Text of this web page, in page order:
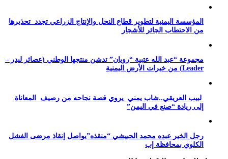
المؤسسة اليمنية لتطوير قطاع النحل والإنتاج الزراعي تجدد تحذيرها
من الاحتطاب الجائر للأشجار
مجموعة “عبد الله عتبية “رويان” تدشن منتجها الوطني (عصائر ليدر –
Leader) من خيرات الأرض اليمنية
لبيب العريقي..شاب يمني يروي قصة نجاحه من رصيف المعاناة
إلى ريادة “صنع في اليمن”
رجل الخير عبده محمد الحبيشي “منقذه”يواصل إنقاذ مرضى الفشل
الكلوي بمحافظة إب